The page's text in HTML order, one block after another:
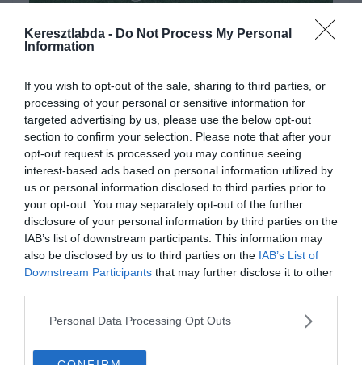
Keresztlabda - Do Not Process My Personal
Information
If you wish to opt-out of the sale, sharing to third parties, or
processing of your personal or sensitive information for
targeted advertising by us, please use the below opt-out
section to confirm your selection. Please note that after your
opt-out request is processed you may continue seeing
interest-based ads based on personal information utilized by
us or personal information disclosed to third parties prior to
your opt-out. You may separately opt-out of the further
disclosure of your personal information by third parties on the
IAB’s list of downstream participants. This information may
also be disclosed by us to third parties on the IAB’s List of
Downstream Participants that may further disclose it to other
Personal Data Processing Opt Outs
helyesen?